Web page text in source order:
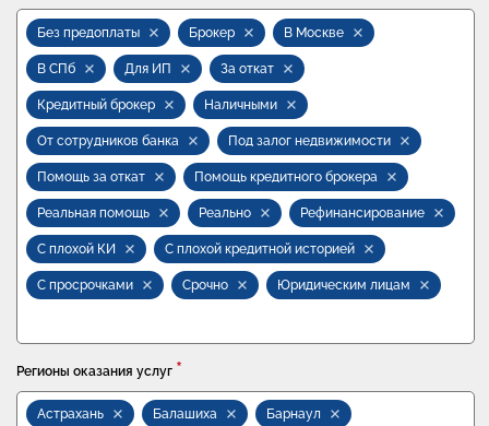
Без предоплаты Брокер В Москве
В СПб Для ИП За откат
Кредитный брокер Наличными
От сотрудников банка Под залог недвижимости
Помощь за откат Помощь кредитного брокера
Реальная помощь Реально Рефинансирование
С плохой КИ С плохой кредитной историей
С просрочками Срочно Юридическим лицам
Регионы оказания услуг *
Астрахань Балашиха Барнаул